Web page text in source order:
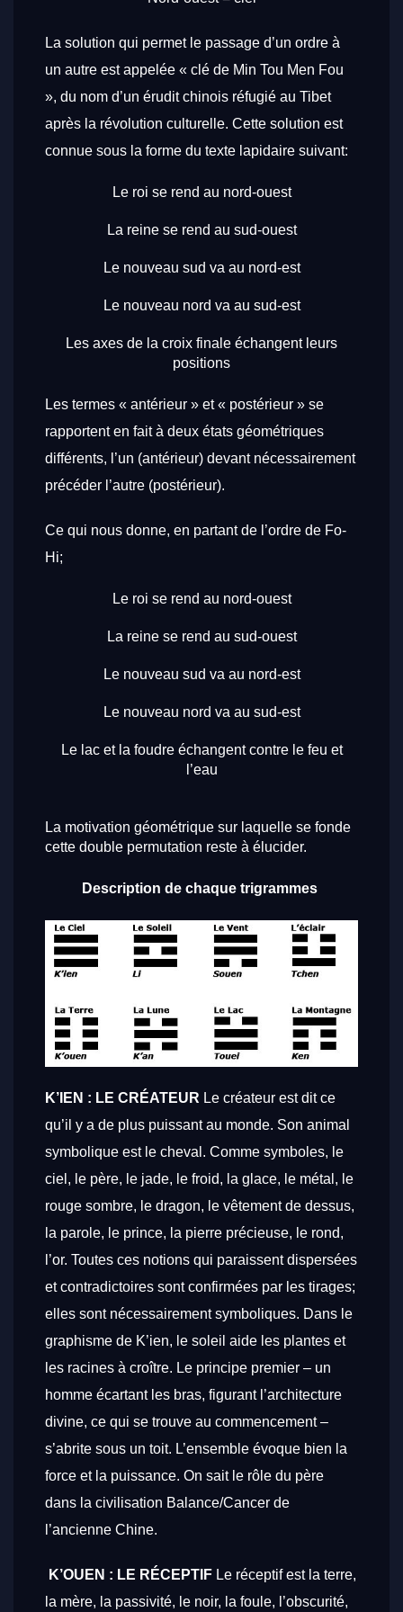
La solution qui permet le passage d’un ordre à
un autre est appelée « clé de Min Tou Men Fou
», du nom d’un érudit chinois réfugié au Tibet
après la révolution culturelle. Cette solution est
connue sous la forme du texte lapidaire suivant:
Le roi se rend au nord-ouest
La reine se rend au sud-ouest
Le nouveau sud va au nord-est
Le nouveau nord va au sud-est
Les axes de la croix finale échangent leurs
positions
Les termes « antérieur » et « postérieur » se
rapportent en fait à deux états géométriques
différents, l’un (antérieur) devant nécessairement
précéder l’autre (postérieur).
Ce qui nous donne, en partant de l’ordre de Fo-
Hi;
Le roi se rend au nord-ouest
La reine se rend au sud-ouest
Le nouveau sud va au nord-est
Le nouveau nord va au sud-est
Le lac et la foudre échangent contre le feu et
l’eau
La motivation géométrique sur laquelle se fonde
cette double permutation reste à élucider.
Description de chaque trigrammes
K’IEN : LE CRÉATEUR Le créateur est dit ce
qu’il y a de plus puissant au monde. Son animal
symbolique est le cheval. Comme symboles, le
ciel, le père, le jade, le froid, la glace, le métal, le
rouge sombre, le dragon, le vêtement de dessus,
la parole, le prince, la pierre précieuse, le rond,
l’or. Toutes ces notions qui paraissent dispersées
et contradictoires sont confirmées par les tirages;
elles sont nécessairement symboliques. Dans le
graphisme de K’ien, le soleil aide les plantes et
les racines à croître. Le principe premier – un
homme écartant les bras, figurant l’architecture
divine, ce qui se trouve au commencement –
s’abrite sous un toit. L’ensemble évoque bien la
force et la puissance. On sait le rôle du père
dans la civilisation Balance/Cancer de
l’ancienne Chine.
K’OUEN : LE RÉCEPTIF Le réceptif est la terre,
la mère, la passivité, le noir, la foule, l’obscurité,